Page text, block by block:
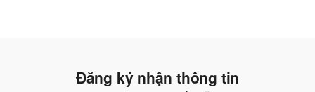
Đăng ký nhận thông tin